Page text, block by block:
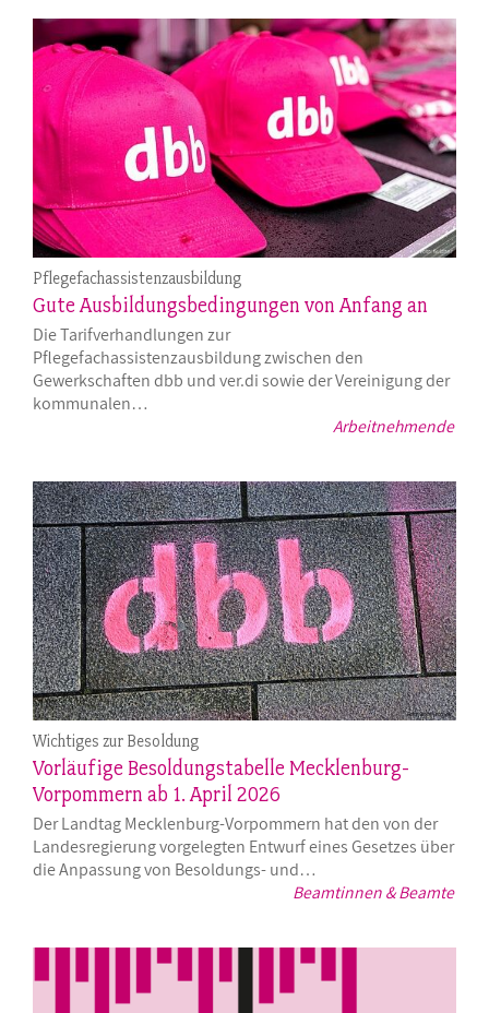
Arbeitnehmende
Pflegefachassistenzausbildung
Gute Ausbildungsbedingungen von Anfang an
Die Tarifverhandlungen zur
Pflegefachassistenzausbildung zwischen den
Gewerkschaften dbb und ver.di sowie der Vereinigung der
kommunalen…
Beamtinnen & Beamte
Wichtiges zur Besoldung
Vorläufige Besoldungstabelle Mecklenburg-
Vorpommern ab 1. April 2026
Der Landtag Mecklenburg-Vorpommern hat den von der
Landesregierung vorgelegten Entwurf eines Gesetzes über
die Anpassung von Besoldungs- und…